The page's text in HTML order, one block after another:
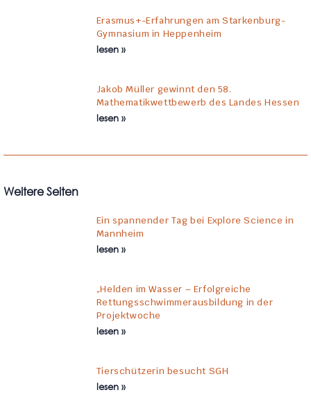
Erasmus+-Erfahrungen am Starkenburg-
Gymnasium in Heppenheim
lesen »
Jakob Müller gewinnt den 58.
Mathematikwettbewerb des Landes Hessen
lesen »
Weitere Seiten
Ein spannender Tag bei Explore Science in
Mannheim
lesen »
„Helden im Wasser – Erfolgreiche
Rettungsschwimmerausbildung in der
Projektwoche
lesen »
Tierschützerin besucht SGH
lesen »